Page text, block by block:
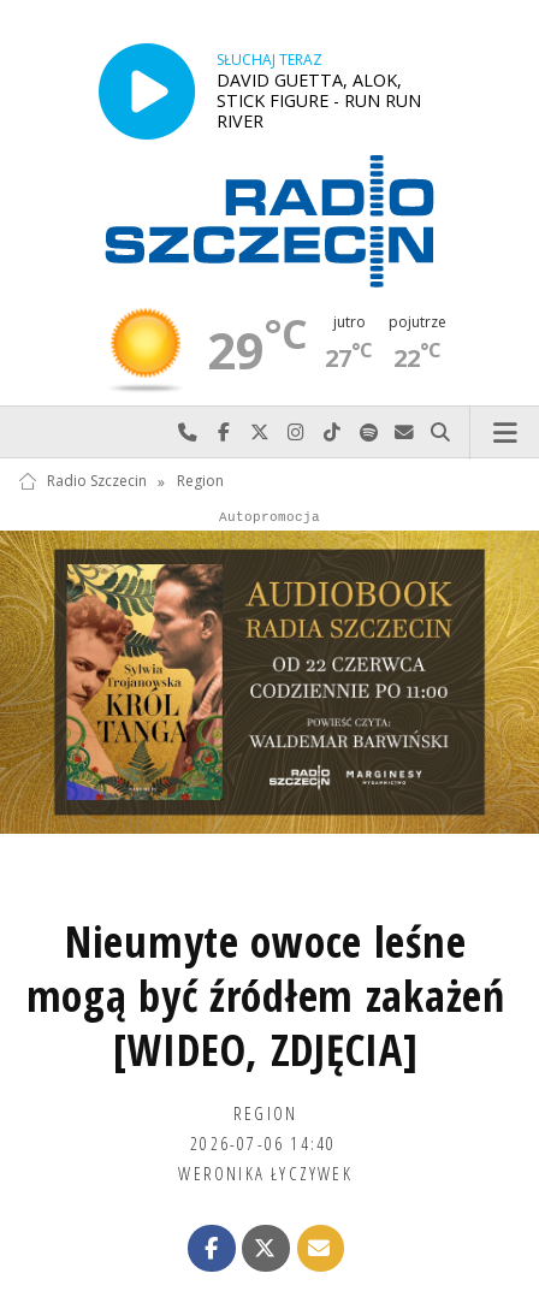
SŁUCHAJ TERAZ
DAVID GUETTA, ALOK,
STICK FIGURE - RUN RUN
RIVER
29°C jutro
27°C
pojutrze
22°C
Najlepiej po prostu do nas zadzwoń
Odwiedź nas na Facebook-u
Odwiedź nas na X
Odwiedź nas na Instagram-ie
Odwiedź nas na TikTok-u
Szukaj nas na Spotify
Wyślij do nas
Szukaj
Radio Szczecin » Region
Reklama
Autopromocja
Nieumyte owoce leśne
mogą być źródłem zakażeń
[WIDEO, ZDJĘCIA]
REGION
2026-07-06 14:40
WERONIKA ŁYCZYWEK